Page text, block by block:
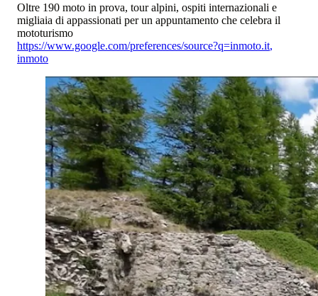
Oltre 190 moto in prova, tour alpini, ospiti internazionali e
migliaia di appassionati per un appuntamento che celebra il
mototurismo
https://www.google.com/preferences/source?q=inmoto.it,
inmoto